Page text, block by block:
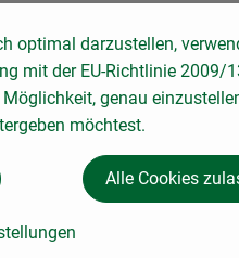
optimal darzustellen,
mit der EU-Richtlinie 2009/
genau
möchtest.
Alle Cookies